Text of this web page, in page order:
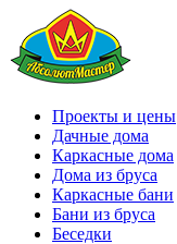
Проекты и цены
Дачные дома
Каркасные дома
Дома из бруса
Каркасные бани
Бани из бруса
Беседки